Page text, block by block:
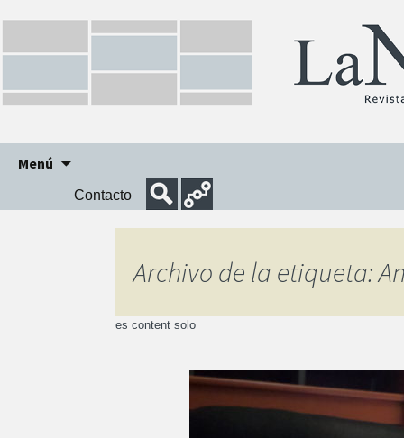
Menú
contenido
Contacto
Archivo de la etiqueta:
es content solo